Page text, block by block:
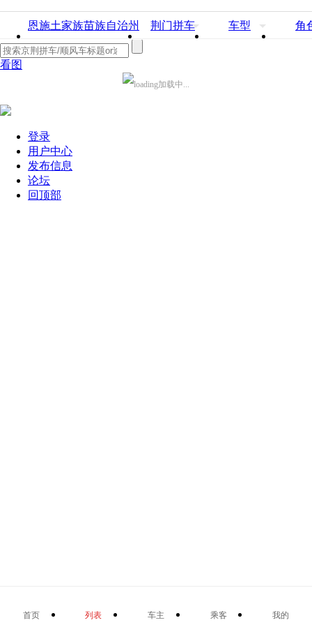
恩施土家族苗族自治州 荆门拼车 车型 角
看图
加载中...
登录
用户中心
发布信息
论坛
回顶部
首页 列表 车主 乘客 我的